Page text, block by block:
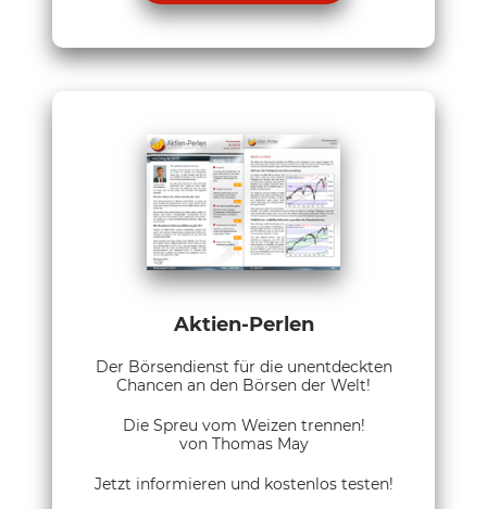
Aktien-Perlen
Der Börsendienst für die unentdeckten
Chancen an den Börsen der Welt!
Die Spreu vom Weizen trennen!
von Thomas May
Jetzt informieren und kostenlos testen!